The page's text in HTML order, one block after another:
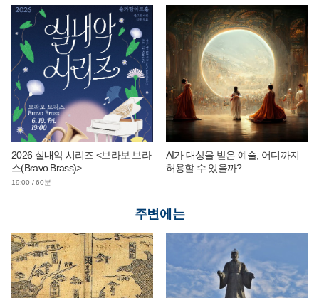
2026 실내악 시리즈 <브라보 브라
스(Bravo Brass)>
19:00 / 60분
AI가 대상을 받은 예술, 어디까지
허용할 수 있을까?
주변에는